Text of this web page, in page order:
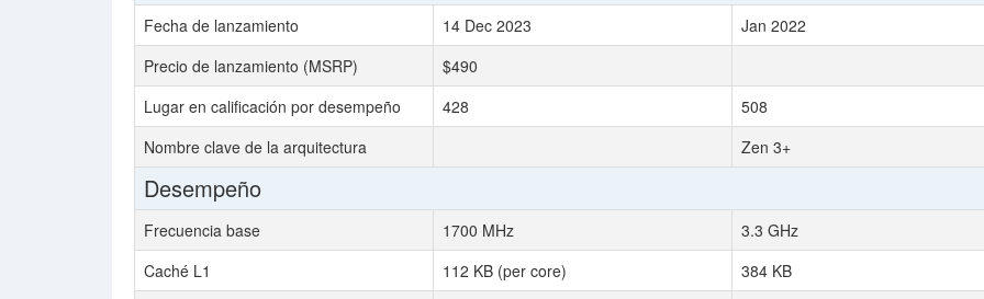
Fecha de lanzamiento 14 Dec 2023
Jan 2022
Precio de lanzamiento (MSRP)
$490
Lugar en calificación por desempeño
428
508
Nombre clave de la arquitectura
Zen 3+
Desempeño
Frecuencia base 1700 MHz
3.3 GHz
Caché L1
112 KB (per core)
384 KB